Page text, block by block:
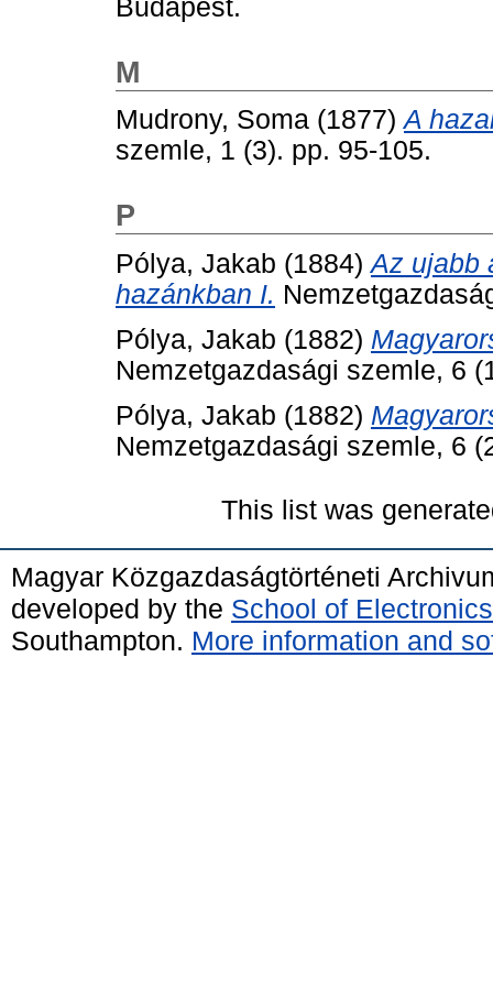
Budapest.
M
Mudrony, Soma (1877)A
szemle, 1 (3). pp. 95-105.
P
Pólya, Jakab (1884)Az ujabb
hazánkban I.
Pólya, Jakab (1882)
Nemzetgazdasági szemle, 6
Pólya, Jakab (1882)
Nemzetgazdasági szemle, 6
This list was
Magyar Közgazdaságtörténeti
developed by the School of
Southampton. More information and